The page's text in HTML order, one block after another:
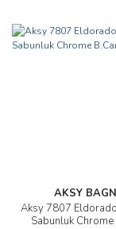
AKSY
Aksy 7807
Sabunluk Chrome